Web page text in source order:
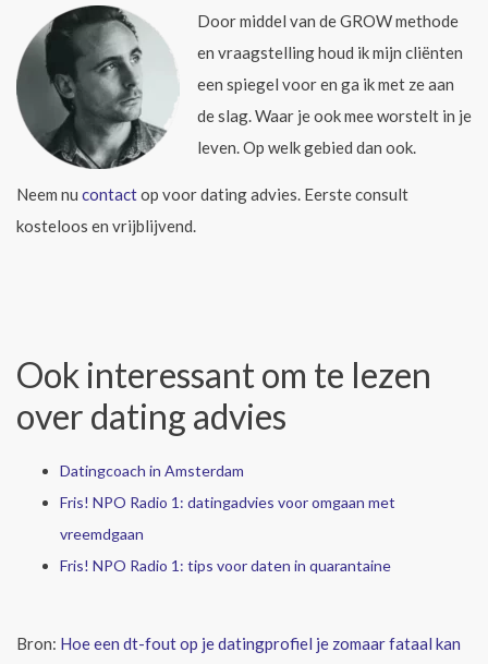
Door middel van de GROW methode
en vraagstelling houd ik mijn cliënten
een spiegel voor en ga ik met ze aan
de slag. Waar je ook mee worstelt in je
leven. Op welk gebied dan ook.
Neem nu contactop voor dating advies. Eerste consult
kosteloos en vrijblijvend.
Ook interessant om te lezen
over dating advies
Datingcoach in Amsterdam
Fris! NPO Radio 1: datingadvies voor omgaan met
vreemdgaan
Fris! NPO Radio 1: tips voor daten in quarantaine
Bron: Hoe een dt-fout op je datingprofiel je zomaar fataal kan